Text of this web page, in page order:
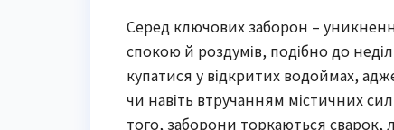
Серед ключових заборон –
спокою й роздумів, подібно до
купатися у відкритих водоймах,
чи навіть втручанням містичних
того, заборони торкаються сварок,